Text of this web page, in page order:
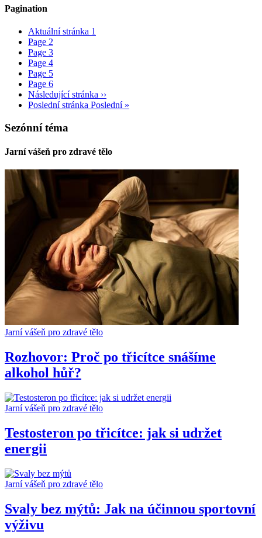
Pagination
Aktuální stránka 1
Page 2
Page 3
Page 4
Page 5
Page 6
Následující stránka ››
Poslední stránka Poslední »
Sezónní téma
Jarní vášeň pro zdravé tělo
Jarní vášeň pro zdravé tělo
Rozhovor: Proč po třicítce snášíme
alkohol hůř?
Jarní vášeň pro zdravé tělo
Testosteron po třicítce: jak si udržet
energii
Jarní vášeň pro zdravé tělo
Svaly bez mýtů: Jak na účinnou sportovní
výživu